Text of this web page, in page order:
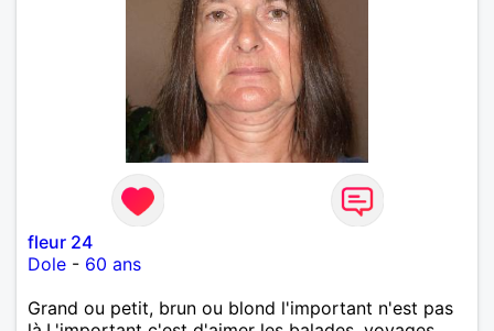
fleur 24
Dole - 60 ans
Grand ou petit, brun ou blond l'important n'est pas